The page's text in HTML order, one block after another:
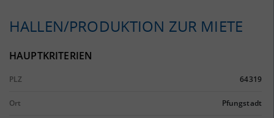
HALLEN/PRODUKTION ZUR MIETE
HAUPTKRITERIEN
PLZ 64319
Ort Pfungstadt